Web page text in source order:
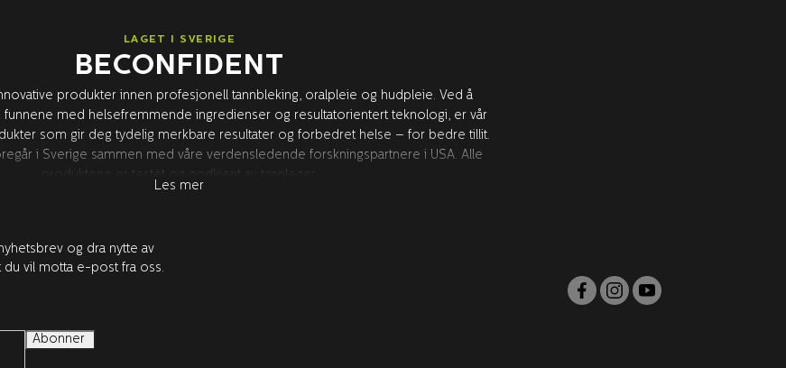
LAGET I SVERIGE
BECONFIDENT
produkter innen profesjonell tannbleking, oralpleie og hudpleie. Ved å
med helsefremmende ingredienser og resultatorientert teknologi, er vår
som gir deg tydelig merkbare resultater og forbedret helse – for bedre tillit.
i Sverige sammen med våre verdensledende forskningspartnere i USA. Alle
produktene er testet og godkjent av tannleger.
Les mer
og dra nytte av
vil motta e-post fra oss.